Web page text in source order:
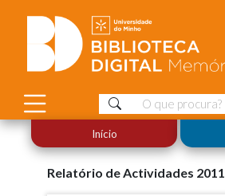
Início
Relatório de Actividades 2011